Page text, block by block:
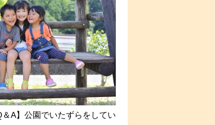
＆A】公園でいたずらをしてい